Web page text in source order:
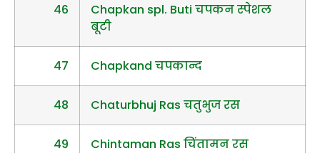
46
Chapkan spl. Buti चपकन स्पेशल
बूटी
47 Chapkand चपकान्द
48 Chaturbhuj Ras चतुभुज रस
49 Chintaman Ras चिंतामन रस